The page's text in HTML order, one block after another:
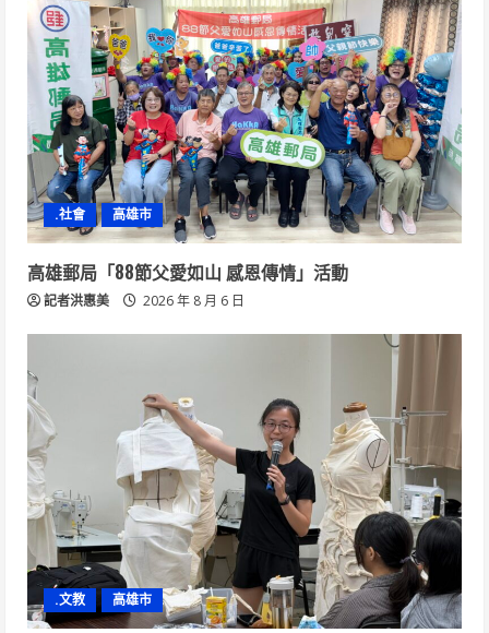
.社會 高雄市
高雄郵局「88節父愛如山 感恩傳情」活動
記者洪惠美 2026 年 8 月 6 日
.文教 高雄市